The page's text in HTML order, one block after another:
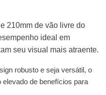
210mm de vão livre do
ideal em
seu visual mais atraente.
robusto e seja versátil, o
elevado de benefícios para